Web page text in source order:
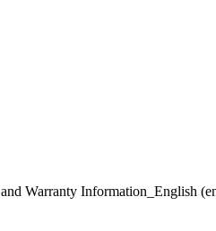
Warranty Information_English